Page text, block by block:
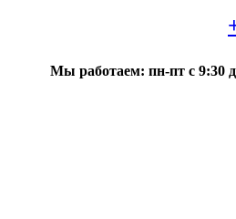
Мы работаем: пн-пт с 9:30